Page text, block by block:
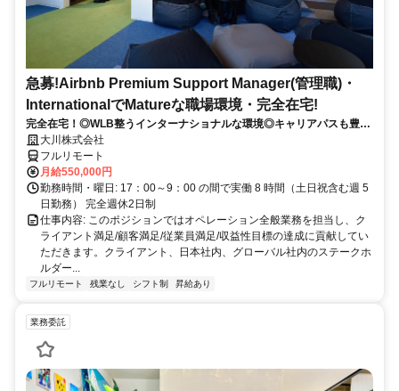
急募!Airbnb Premium Support Manager(管理職)・
InternationalでMatureな職場環境・完全在宅!
完全在宅！◎WLB整うインターナショナルな環境◎キャリアパスも豊富
◎ 大川株式会社
フルリモート
月給550,000円
勤務時間・曜日: 17：00～9：00 の間で実働 8 時間（土日祝含む週 5
日勤務） 完全週休2日制
仕事内容: このポジションではオペレーション全般業務を担当し、ク
ライアント満足/顧客満足/従業員満足/収益性目標の達成に貢献してい
ただきます。クライアント、日本社内、グローバル社内のステークホ
ルダー...
フルリモート 残業なし シフト制 昇給あり
業務委託